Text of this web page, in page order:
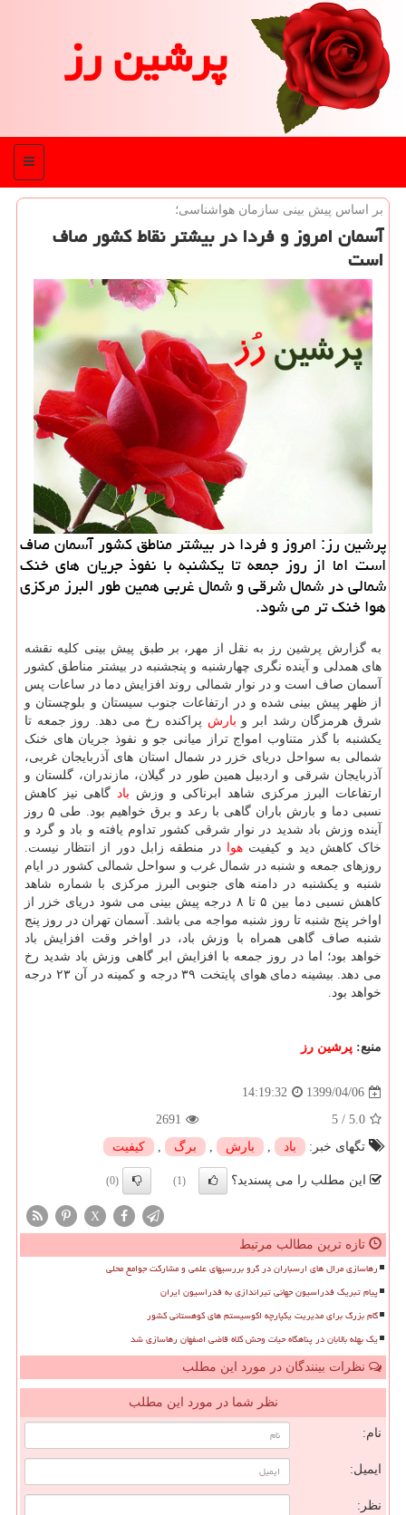
پرشین رز
منو
بر اساس پیش بینی سازمان هواشناسی؛
آسمان امروز و فردا در بیشتر نقاط كشور صاف
است
پرشین رز: امروز و فردا در بیشتر مناطق كشور آسمان صاف
است اما از روز جمعه تا یكشنبه با نفوذ جریان های خنك
شمالی در شمال شرقی و شمال غربی همین طور البرز مركزی
هوا خنك تر می شود.
به گزارش پرشین رز به نقل از مهر، بر طبق پیش بینی کلیه نقشه
های همدلی و آینده نگری چهارشنبه و پنجشنبه در بیشتر مناطق کشور
آسمان صاف است و در نوار شمالی روند افزایش دما در ساعات پس
از ظهر پیش بینی شده و در ارتفاعات جنوب سیستان و بلوچستان و
شرق هرمزگان رشد ابر و بارش پراکنده رخ می دهد. روز جمعه تا
یکشنبه با گذر متناوب امواج تراز میانی جو و نفوذ جریان های خنک
شمالی به سواحل دریای خزر در شمال استان های آذربایجان غربی،
آذربایجان شرقی و اردبیل همین طور در گیلان، مازندران، گلستان و
ارتفاعات البرز مرکزی شاهد ابرناکی و وزش باد گاهی نیز کاهش
نسبی دما و بارش باران گاهی با رعد و برق خواهیم بود. طی ۵ روز
آینده وزش باد شدید در نوار شرقی کشور تداوم یافته و باد و گرد و
خاک کاهش دید و کیفیت هوا در منطقه زابل دور از انتظار نیست.
روزهای جمعه و شنبه در شمال غرب و سواحل شمالی کشور در ایام
شنبه و یکشنبه در دامنه های جنوبی البرز مرکزی با شماره شاهد
کاهش نسبی دما بین ۵ تا ۸ درجه پیش بینی می شود دریای خزر از
اواخر پنج شنبه تا روز شنبه مواجه می باشد. آسمان تهران در روز پنج
شنبه صاف گاهی همراه با وزش باد، در اواخر وقت افزایش باد
خواهد بود؛ اما در روز جمعه با افزایش ابر گاهی وزش باد شدید رخ
می دهد. بیشینه دمای هوای پایتخت ۳۹ درجه و کمینه در آن ۲۳ درجه
خواهد بود.
منبع: پرشین رز
1399/04/06
14:19:32
5.0
/
5
2691
تگهای خبر:
باد , بارش , برگ , كیفیت
این مطلب را می پسندید؟ (1)
(0)
X
تازه ترین مطالب مرتبط
رهاسازی مرال های ارسباران در گرو بررسیهای علمی و مشارکت جوامع محلی
پیام تبریک فدراسیون جهانی تیراندازی به فدراسیون ایران
گام بزرگ برای مدیریت یکپارچه اکوسیستم های کوهستانی کشور
یک بهله بالابان در پناهگاه حیات وحش کلاه قاضی اصفهان رهاسازی شد
نظرات بینندگان در مورد این مطلب
نظر شما در مورد این مطلب
نام:
ایمیل:
نظر: